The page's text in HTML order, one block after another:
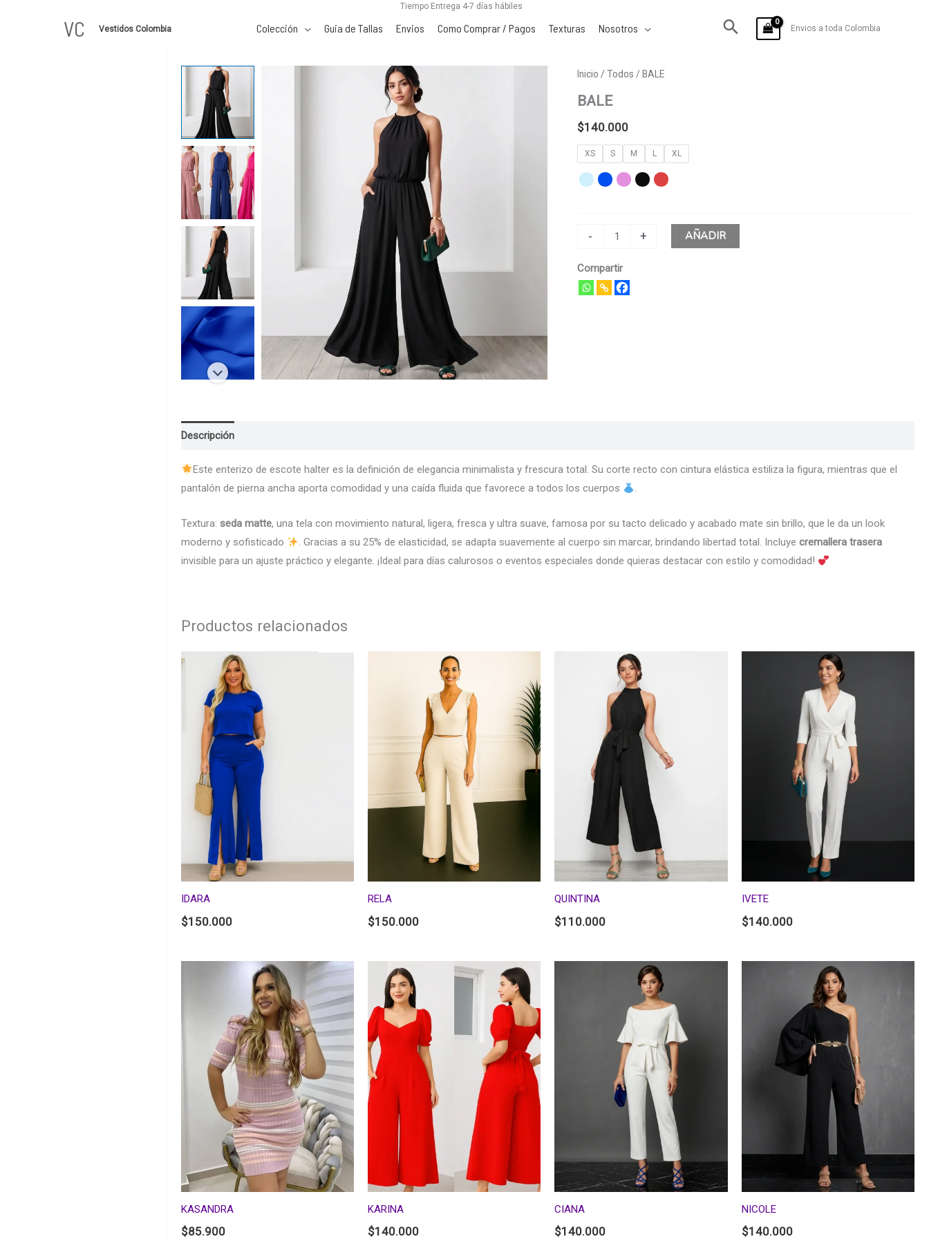
Tiempo Entrega 4-7 días hábiles
VC Vestidos Colombia Colección Guia de Tallas Envios Como Comprar / Pagos Texturas Nosotros Envios a toda Colombia
Inicio / Todos / BALE
BALE
$140.000
XS S M L XL
-
BALE
cantidad
+ AÑADIR
Compartir
Descripción
Este enterizo de escote halter es la definición de elegancia minimalista y frescura total. Su corte recto con cintura elástica estiliza la figura, mientras que el
pantalón de pierna ancha aporta comodidad y una caída fluida que favorece a todos los cuerpos
.
Textura: seda matte, una tela con movimiento natural, ligera, fresca y ultra suave, famosa por su tacto delicado y acabado mate sin brillo, que le da un look
moderno y sofisticado
. Gracias a su 25% de elasticidad, se adapta suavemente al cuerpo sin marcar, brindando libertad total. Incluye cremallera trasera
invisible para un ajuste práctico y elegante. ¡Ideal para días calurosos o eventos especiales donde quieras destacar con estilo y comodidad!
Productos relacionados
IDARA
$150.000
RELA
$150.000
QUINTINA
$110.000
IVETE
$140.000
KASANDRA
$85.900
KARINA
$140.000
CIANA
$140.000
NICOLE
$140.000